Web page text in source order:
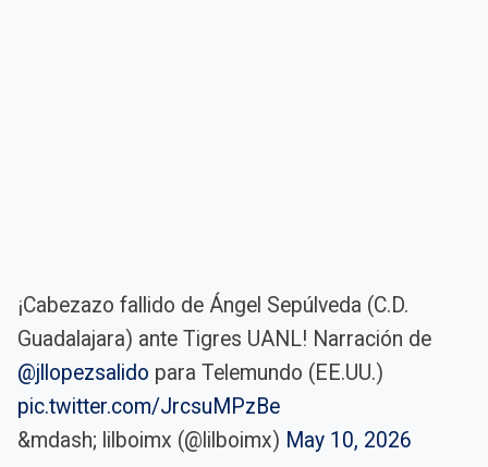
¡Cabezazo fallido de Ángel Sepúlveda (C.D.
Guadalajara) ante Tigres UANL! Narración de
@jllopezsalido para Telemundo (EE.UU.)
pic.twitter.com/JrcsuMPzBe
&mdash; lilboimx (@lilboimx) May 10, 2026